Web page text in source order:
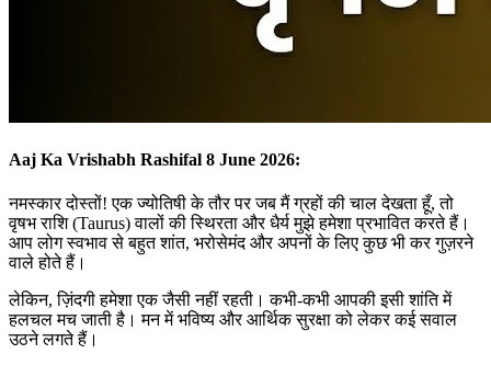
Aaj Ka Vrishabh Rashifal 8 June 2026:
नमस्कार दोस्तों! एक ज्योतिषी के तौर पर जब मैं ग्रहों की चाल देखता हूँ, तो
वृषभ राशि (Taurus) वालों की स्थिरता और धैर्य मुझे हमेशा प्रभावित करते हैं।
आप लोग स्वभाव से बहुत शांत, भरोसेमंद और अपनों के लिए कुछ भी कर गुज़रने
वाले होते हैं।
लेकिन, ज़िंदगी हमेशा एक जैसी नहीं रहती। कभी-कभी आपकी इसी शांति में
हलचल मच जाती है। मन में भविष्य और आर्थिक सुरक्षा को लेकर कई सवाल
उठने लगते हैं।